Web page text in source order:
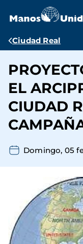
contenido
Ruta
navegación
Ciudad Real
EL
CIUDAD
Domingo, 05